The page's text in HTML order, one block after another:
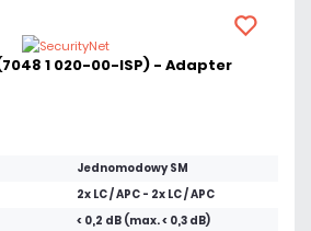
1 020-00-ISP) - Adapter
Jednomodowy SM
2x LC / APC - 2x LC / APC
< 0,2 dB (max. < 0,3 dB)